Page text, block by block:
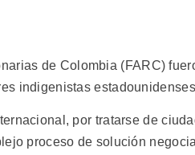
de Colombia (FARC)
indigenistas
por tratarse de
proceso de solución